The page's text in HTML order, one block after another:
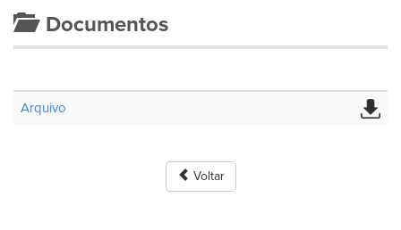
Documentos
Arquivo
Voltar